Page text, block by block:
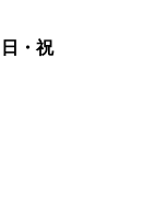
・祝